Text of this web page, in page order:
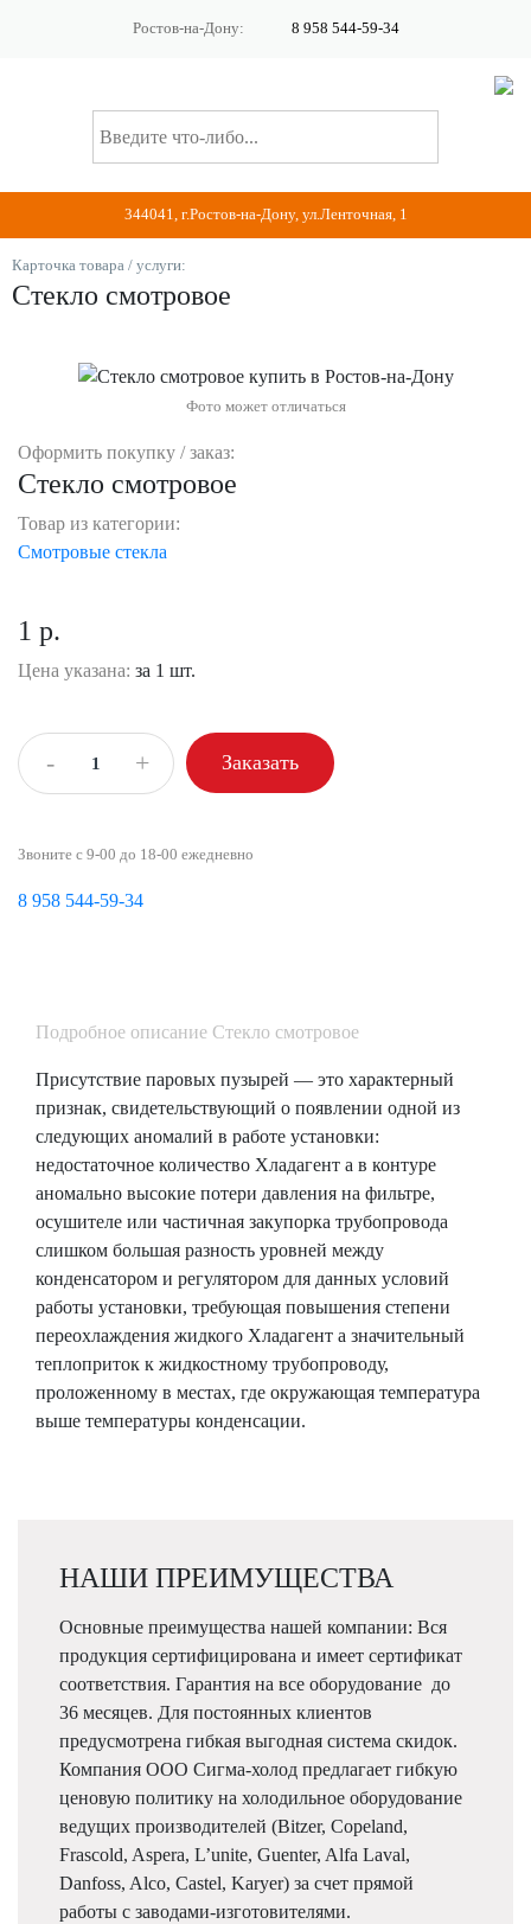
Ростов-на-Дону: 8 958 544-59-34
344041, г.Ростов-на-Дону, ул.Ленточная, 1
Карточка товара / услуги:
Стекло смотровое
Фото может отличаться
Оформить покупку / заказ:
Стекло смотровое
Товар из категории:
Смотровые стекла
1 р.
Цена указана: за 1 шт.
- + Заказать
Звоните с 9-00 до 18-00 ежедневно
8 958 544-59-34
Подробное описание Стекло смотровое
Присутствие паровых пузырей — это характерный
признак, свидетельствующий о появлении одной из
следующих аномалий в работе установки:
недостаточное количество Хладагент а в контуре
аномально высокие потери давления на фильтре,
осушителе или частичная закупорка трубопровода
слишком большая разность уровней между
конденсатором и регулятором для данных условий
работы установки, требующая повышения степени
переохлаждения жидкого Хладагент а значительный
теплоприток к жидкостному трубопроводу,
проложенному в местах, где окружающая температура
выше температуры конденсации.
НАШИ ПРЕИМУЩЕСТВА
Основные преимущества нашей компании: Вся
продукция сертифицирована и имеет сертификат
соответствия. Гарантия на все оборудование до
36 месяцев. Для постоянных клиентов
предусмотрена гибкая выгодная система скидок.
Компания ООО Сигма-холод предлагает гибкую
ценовую политику на холодильное оборудование
ведущих производителей (Bitzer, Copeland,
Frascold, Aspera, L’unite, Guenter, Alfa Laval,
Danfoss, Alco, Castel, Karyer) за счет прямой
работы с заводами-изготовителями.